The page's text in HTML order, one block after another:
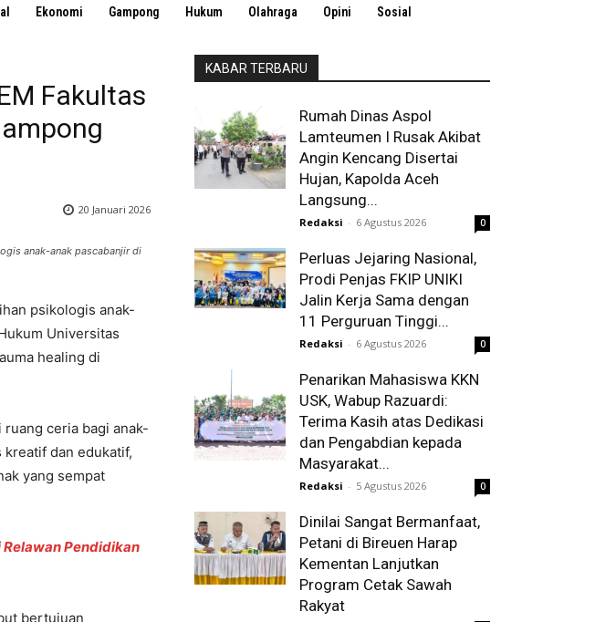
Ekonomi Gampong Hukum Olahraga Opini Sosial
Fakultas
20 Januari 2026
anak-anak pascabanjir di
psikologis anak-
Universitas
healing di
ceria bagi anak-
dan edukatif,
yang sempat
Pendidikan
bertujuan
KABAR TERBARU
Rumah Dinas Aspol
Lamteumen I Rusak Akibat
Angin Kencang Disertai
Hujan, Kapolda Aceh
Langsung...
Redaksi - 6 Agustus 2026 0
Perluas Jejaring Nasional,
Prodi Penjas FKIP UNIKI
Jalin Kerja Sama dengan
11 Perguruan Tinggi...
Redaksi - 6 Agustus 2026 0
Penarikan Mahasiswa KKN
USK, Wabup Razuardi:
Terima Kasih atas Dedikasi
dan Pengabdian kepada
Masyarakat...
Redaksi - 5 Agustus 2026 0
Dinilai Sangat Bermanfaat,
Petani di Bireuen Harap
Kementan Lanjutkan
Program Cetak Sawah
Rakyat